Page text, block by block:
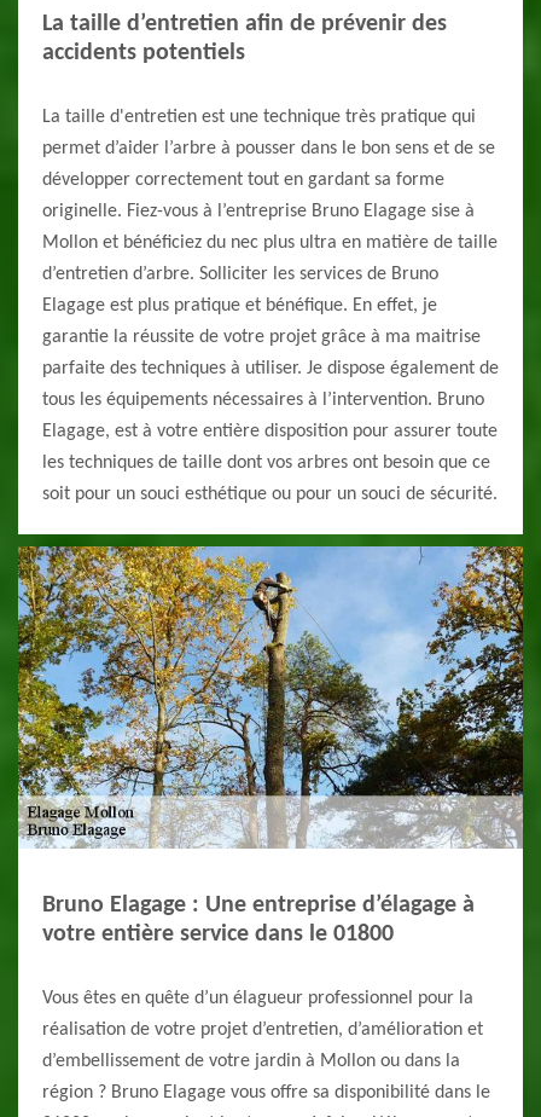
La taille d’entretien afin de prévenir des
accidents potentiels
La taille d'entretien est une technique très pratique qui
permet d’aider l’arbre à pousser dans le bon sens et de se
développer correctement tout en gardant sa forme
originelle. Fiez-vous à l’entreprise Bruno Elagage sise à
Mollon et bénéficiez du nec plus ultra en matière de taille
d’entretien d’arbre. Solliciter les services de Bruno
Elagage est plus pratique et bénéfique. En effet, je
garantie la réussite de votre projet grâce à ma maitrise
parfaite des techniques à utiliser. Je dispose également de
tous les équipements nécessaires à l’intervention. Bruno
Elagage, est à votre entière disposition pour assurer toute
les techniques de taille dont vos arbres ont besoin que ce
soit pour un souci esthétique ou pour un souci de sécurité.
Bruno Elagage : Une entreprise d’élagage à
votre entière service dans le 01800
Vous êtes en quête d’un élagueur professionnel pour la
réalisation de votre projet d’entretien, d’amélioration et
d’embellissement de votre jardin à Mollon ou dans la
région ? Bruno Elagage vous offre sa disponibilité dans le